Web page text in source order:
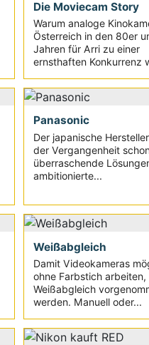
Die Moviecam Story
Warum analoge
Österreich in den 80er
Jahren für Arri zu einer
ernsthaften Konkurrenz
Panasonic
Der japanische
der Vergangenheit
überraschende
ambitionierte...
Weißabgleich
Damit Videokameras
ohne Farbstich arbeiten,
Weißabgleich
werden. Manuell oder...